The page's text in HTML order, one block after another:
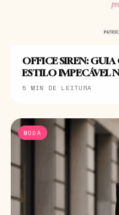
OFFICE SIREN:
ESTILO IMPECÁVEL
5 MIN DE LEITURA
MODA